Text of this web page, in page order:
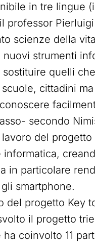
in tre lingue
professor
scienze della
nuovi strumenti
sostituire quelli
cittadini
secondo
del
informatica,
in particolare
smartphone.
del progetto Key
il progetto
ha coinvolto 11